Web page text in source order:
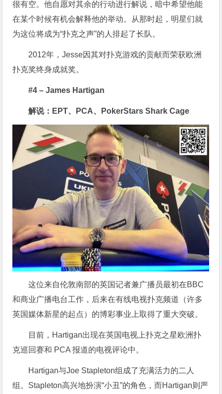
很有空。他自愿对其余的行动进行解说，暗中希望他能
在某个时候有机会解释他的举动。从那时起，明星们就
为这位将成为“扑克之声”的人排起了长队。
2012年，Jesse因其对扑克游戏的贡献而荣获欧洲
扑克奖终身成就奖。
#4 – James Hartigan
解说：EPT、PCA、PokerStars Shark Cage
这位来自伦敦南部的英国记者兼广播员最初在BBC
和商业广播电台工作，后来在有线电视扑克频道（许多
英国媒体新星的起点）的博彩事业上取得了重大突破。
目前，Hartigan出现在英国电视上扑克之星欧洲扑
克巡回赛和 PCA 报道的电视评论中。
Hartigan与Joe Stapleton组成了充满活力的二人
组。Stapleton高兴地扮演“小丑”的角色，而Hartigan则严